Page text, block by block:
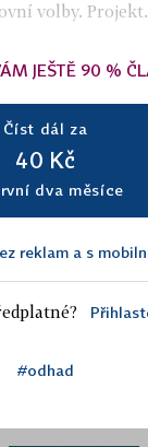
volby.
JEŠTĚ 90 %
Číst dál za
40 Kč
dva měsíce
reklam a s
#odhad